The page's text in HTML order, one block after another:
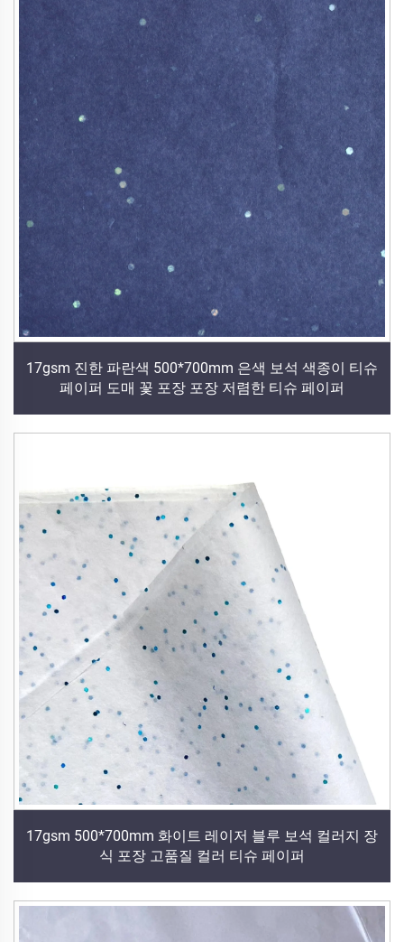
17gsm 진한 파란색 500*700mm 은색 보석 색종이 티슈
페이퍼 도매 꽃 포장 포장 저렴한 티슈 페이퍼
17gsm 500*700mm 화이트 레이저 블루 보석 컬러지 장
식 포장 고품질 컬러 티슈 페이퍼